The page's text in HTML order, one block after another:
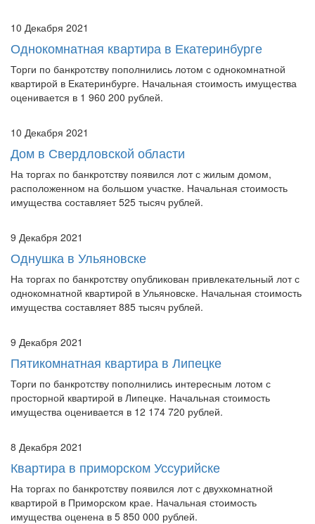
10 Декабря 2021
Однокомнатная квартира в Екатеринбурге
Торги по банкротству пополнились лотом с однокомнатной
квартирой в Екатеринбурге. Начальная стоимость имущества
оценивается в 1 960 200 рублей.
10 Декабря 2021
Дом в Свердловской области
На торгах по банкротству появился лот с жилым домом,
расположенном на большом участке. Начальная стоимость
имущества составляет 525 тысяч рублей.
9 Декабря 2021
Однушка в Ульяновске
На торгах по банкротству опубликован привлекательный лот с
однокомнатной квартирой в Ульяновске. Начальная стоимость
имущества составляет 885 тысяч рублей.
9 Декабря 2021
Пятикомнатная квартира в Липецке
Торги по банкротству пополнились интересным лотом с
просторной квартирой в Липецке. Начальная стоимость
имущества оценивается в 12 174 720 рублей.
8 Декабря 2021
Квартира в приморском Уссурийске
На торгах по банкротству появился лот с двухкомнатной
квартирой в Приморском крае. Начальная стоимость
имущества оценена в 5 850 000 рублей.